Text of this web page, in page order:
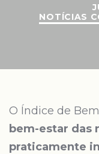
NOTÍCIAS
O Índice de
bem-estar das
praticamente